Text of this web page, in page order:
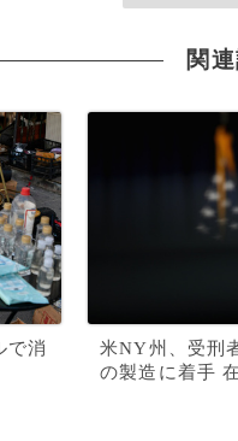
関
で消
米NY州、受刑
の製造に着手